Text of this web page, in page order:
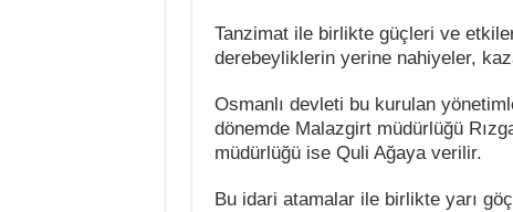
Tanzimat ile birlikte güçleri ve
derebeyliklerin yerine nahiyeler,
Osmanlı devleti bu kurulan
dönemde Malazgirt müdürlüğü
müdürlüğü ise Quli Ağaya verilir.
Bu idari atamalar ile birlikte yarı